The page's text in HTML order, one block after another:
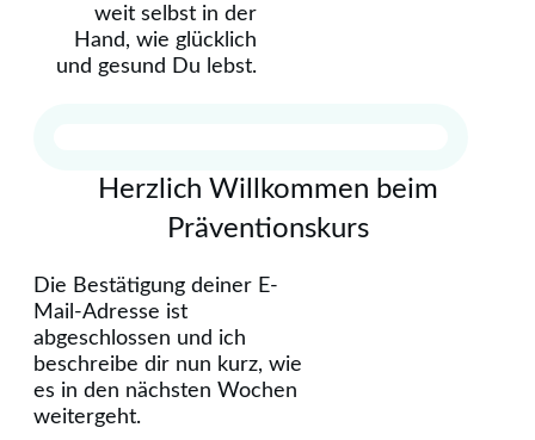
weit selbst in der
Hand, wie glücklich
und gesund Du lebst.
Herzlich Willkommen beim
Präventionskurs
Die Bestätigung deiner E-
Mail-Adresse ist
abgeschlossen und ich
beschreibe dir nun kurz, wie
es in den nächsten Wochen
weitergeht.